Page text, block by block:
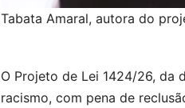
Tabata Amaral, autora do
O Projeto de Lei 1424/26, da
racismo, com pena de